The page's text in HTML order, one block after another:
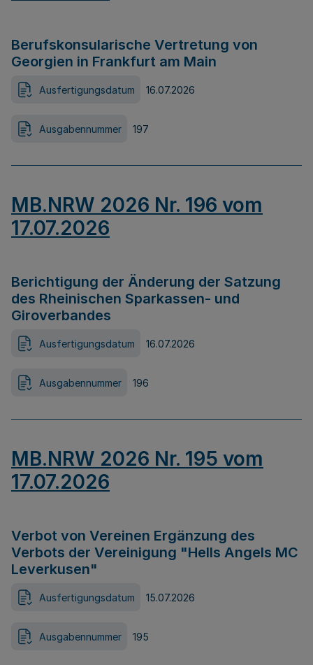
Berufskonsularische Vertretung von
Georgien in Frankfurt am Main
Ausfertigungsdatum 16.07.2026
Ausgabennummer 197
MB.NRW 2026 Nr. 196 vom
17.07.2026
Berichtigung der Änderung der Satzung
des Rheinischen Sparkassen- und
Giroverbandes
Ausfertigungsdatum 16.07.2026
Ausgabennummer 196
MB.NRW 2026 Nr. 195 vom
17.07.2026
Verbot von Vereinen Ergänzung des
Verbots der Vereinigung "Hells Angels MC
Leverkusen"
Ausfertigungsdatum 15.07.2026
Ausgabennummer 195